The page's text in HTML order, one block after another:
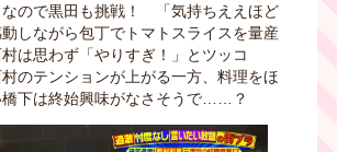
なので黒田も挑戦！ 「気持ちええほど
しながら包丁でトマトスライスを量産
は思わず「やりすぎ！」とツッコ
のテンションが上がる一方、料理をほ
橋下は終始興味がなさそうで……？